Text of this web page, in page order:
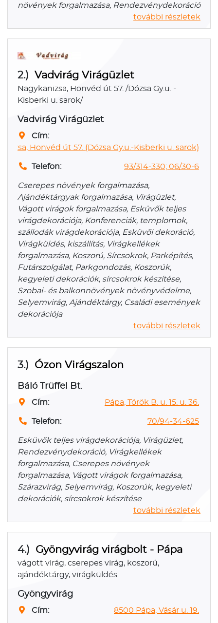
növények forgalmazása, Rendezvénydekoráció
további részletek
2.) Vadvirág Virágüzlet
Nagykanizsa, Honvéd út 57. /Dózsa Gy.u. -
Kisberki u. sarok/
Vadvirág Virágüzlet
Cím:
Honvéd út 57. (Dózsa Gy.u.-Kisberki u. sarok)
Telefon: 93/314-330; 06/30-6
Cserepes növények forgalmazása,
Ajándéktárgyak forgalmazása, Virágüzlet,
Vágott virágok forgalmazása, Esküvők teljes
virágdekorációja, Konferenciák, templomok,
szállodák virágdekorációja, Esküvői dekoráció,
Virágküldés, kiszállítás, Virágkellékek
forgalmazása, Koszorú, Sírcsokrok, Parképítés,
Futárszolgálat, Parkgondozás, Koszorúk,
kegyeleti dekorációk, sírcsokrok készítése,
Szobai- és balkonnövények növényvédelme,
Selyemvirág, Ajándéktárgy, Családi események
dekorációja
további részletek
3.) Ózon Virágszalon
Báló Trüffel Bt.
Cím: Pápa, Török B. u. 15. u. 36.
Telefon: 70/94-34-625
Esküvők teljes virágdekorációja, Virágüzlet,
Rendezvénydekoráció, Virágkellékek
forgalmazása, Cserepes növények
forgalmazása, Vágott virágok forgalmazása,
Szárazvirág, Selyemvirág, Koszorúk, kegyeleti
dekorációk, sírcsokrok készítése
további részletek
4.) Gyöngyvirág virágbolt - Pápa
vágott virág, cserepes virág, koszorú,
ajándéktárgy, virágküldés
Gyöngyvirág
Cím: 8500 Pápa, Vásár u. 19.